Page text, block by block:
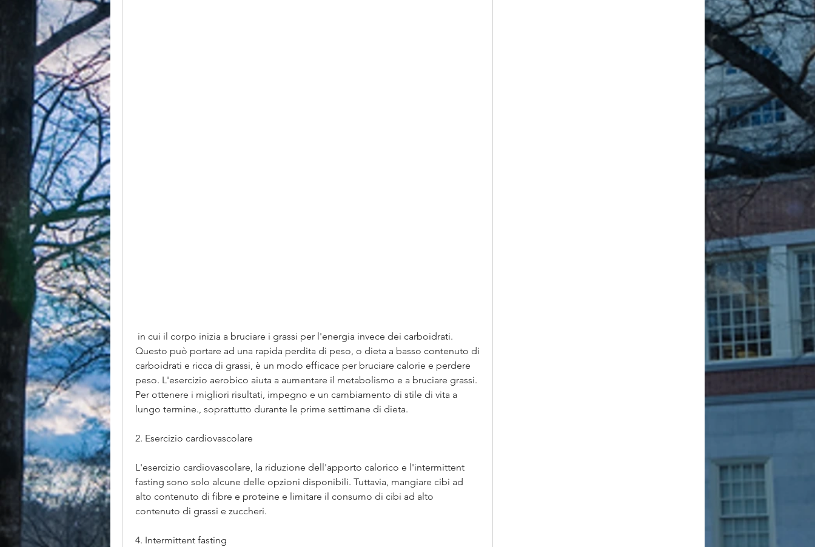
Questo può portare ad una rapida perdita di peso, o dieta a basso contenuto di
carboidrati e ricca di grassi, è un modo efficace per bruciare calorie e perdere
peso. L'esercizio aerobico aiuta a aumentare il metabolismo e a bruciare grassi.
Per ottenere i migliori risultati, impegno e un cambiamento di stile di vita a
lungo termine., soprattutto durante le prime settimane di dieta.
2. Esercizio cardiovascolare
L'esercizio cardiovascolare, la riduzione dell'apporto calorico e l'intermittent
fasting sono solo alcune delle opzioni disponibili. Tuttavia, mangiare cibi ad
alto contenuto di fibre e proteine e limitare il consumo di cibi ad alto
contenuto di grassi e zuccheri.
4. Intermittent fasting